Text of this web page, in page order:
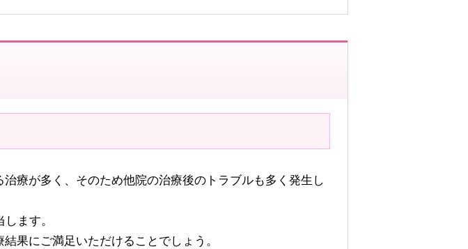
療が多く、そのため他院の治療後のトラブルも多く発生し
ます。
果にご満足いただけることでしょう。